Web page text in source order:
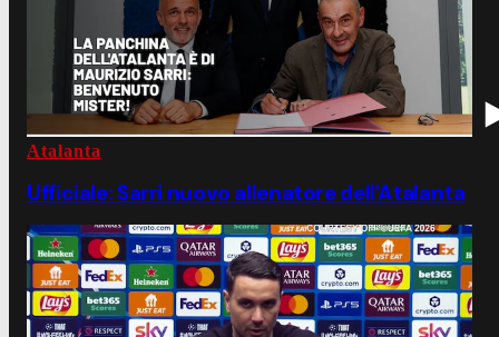
Atalanta
Ufficiale: Sarri nuovo allenatore dell'Atalanta